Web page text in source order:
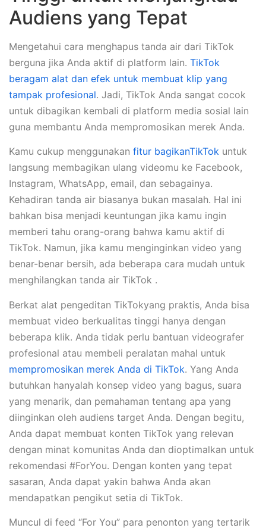
Audiens yang Tepat
Mengetahui cara menghapus tanda air dari TikTok
berguna jika Anda aktif di platform lain. TikTok
beragam alat dan efek untuk membuat klip yang
tampak profesional. Jadi, TikTok Anda sangat cocok
untuk dibagikan kembali di platform media sosial lain
guna membantu Anda mempromosikan merek Anda.
Kamu cukup menggunakan fitur bagikanTikTok untuk
langsung membagikan ulang videomu ke Facebook,
Instagram, WhatsApp, email, dan sebagainya.
Kehadiran tanda air biasanya bukan masalah. Hal ini
bahkan bisa menjadi keuntungan jika kamu ingin
memberi tahu orang-orang bahwa kamu aktif di
TikTok. Namun, jika kamu menginginkan video yang
benar-benar bersih, ada beberapa cara mudah untuk
menghilangkan tanda air TikTok .
Berkat alat pengeditan TikTokyang praktis, Anda bisa
membuat video berkualitas tinggi hanya dengan
beberapa klik. Anda tidak perlu bantuan videografer
profesional atau membeli peralatan mahal untuk
mempromosikan merek Anda di TikTok. Yang Anda
butuhkan hanyalah konsep video yang bagus, suara
yang menarik, dan pemahaman tentang apa yang
diinginkan oleh audiens target Anda. Dengan begitu,
Anda dapat membuat konten TikTok yang relevan
dengan minat komunitas Anda dan dioptimalkan untuk
rekomendasi #ForYou. Dengan konten yang tepat
sasaran, Anda dapat yakin bahwa Anda akan
mendapatkan pengikut setia di TikTok.
Muncul di feed “For You” para penonton yang tertarik